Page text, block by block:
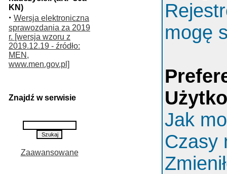
KN)
· Wersja elektroniczna
sprawozdania za 2019
r. [wersja wzoru z
2019.12.19 - źródło:
MEN,
www.men.gov.pl]
Znajdź w serwisie
Zaawansowane
mogę
Jak
Czasy